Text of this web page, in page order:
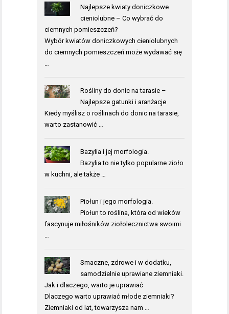
Najlepsze kwiaty doniczkowe
cieniolubne – Co wybrać do
ciemnych pomieszczeń?
Wybór kwiatów doniczkowych cieniolubnych
do ciemnych pomieszczeń może wydawać się
…
Rośliny do donic na tarasie –
Najlepsze gatunki i aranżacje
Kiedy myślisz o roślinach do donic na tarasie,
warto zastanowić …
Bazylia i jej morfologia.
Bazylia to nie tylko popularne zioło
w kuchni, ale także …
Piołun i jego morfologia.
Piołun to roślina, która od wieków
fascynuje miłośników ziołolecznictwa swoimi
…
Smaczne, zdrowe i w dodatku,
samodzielnie uprawiane ziemniaki.
Jak i dlaczego, warto je uprawiać
Dlaczego warto uprawiać młode ziemniaki?
Ziemniaki od lat, towarzysza nam …